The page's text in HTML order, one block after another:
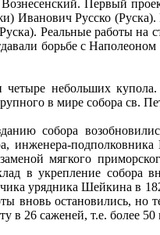
Первый
Русско (Руска).
Реальные работы на
борьбе с
небольших
в мире собора св.
собора
инженера-
мягкого
в укрепление собора
урядника Шейкина в
остановились, но
в 26 саженей, т.е. более 50